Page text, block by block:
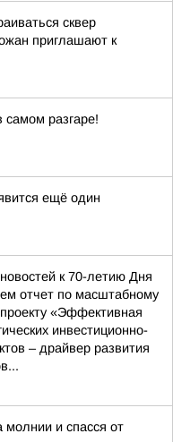
сквер
приглашают к
самом разгаре!
ещё один
к 70-летию Дня
отчет по масштабному
«Эффективная
инвестиционно-
– драйвер развития
и спасся от